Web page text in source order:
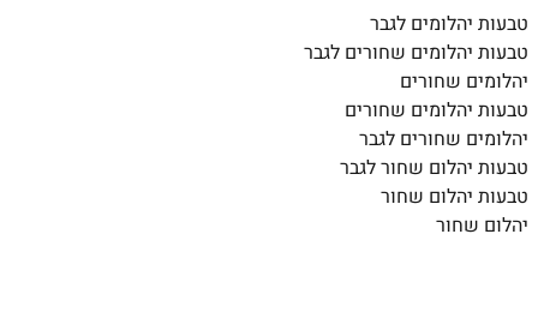
טבעות יהלומים לגבר
טבעות יהלומים שחורים לגבר
יהלומים שחורים
טבעות יהלומים שחורים
יהלומים שחורים לגבר
טבעות יהלום שחור לגבר
טבעות יהלום שחור
יהלום שחור